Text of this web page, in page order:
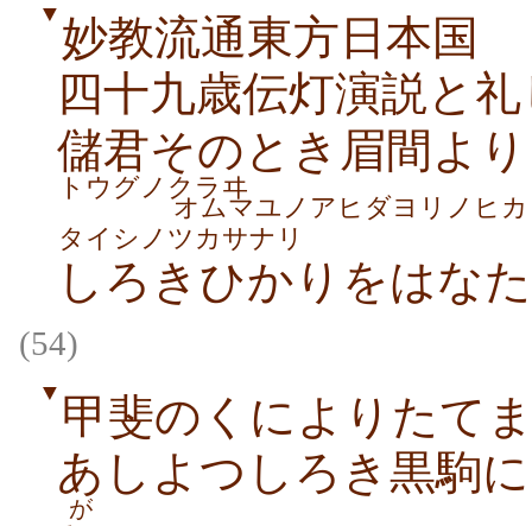
▼ 妙教流通東方日本国
四十九歳伝灯演説と
儲君そのとき眉間より
トウグノクラヰ
オムマユノアヒダヨリノヒ
タイシノツカサナリ
しろきひかりをはな
(54)
▼ 甲斐のくによりたて
あしよつしろき黒駒に
が